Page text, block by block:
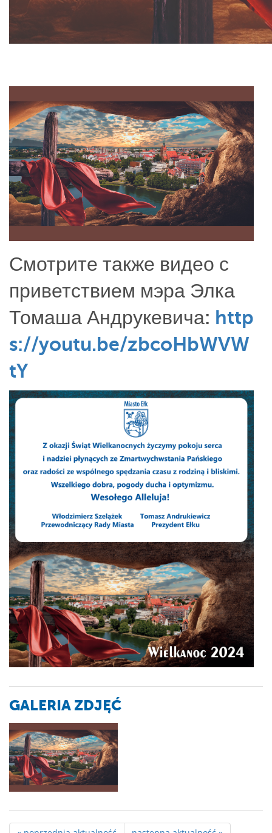
Смотрите также видео с
приветствием мэра Элка
Томаша Андрукевича: http
s://youtu.be/zbcoHbWVW
tY
GALERIA ZDJĘĆ